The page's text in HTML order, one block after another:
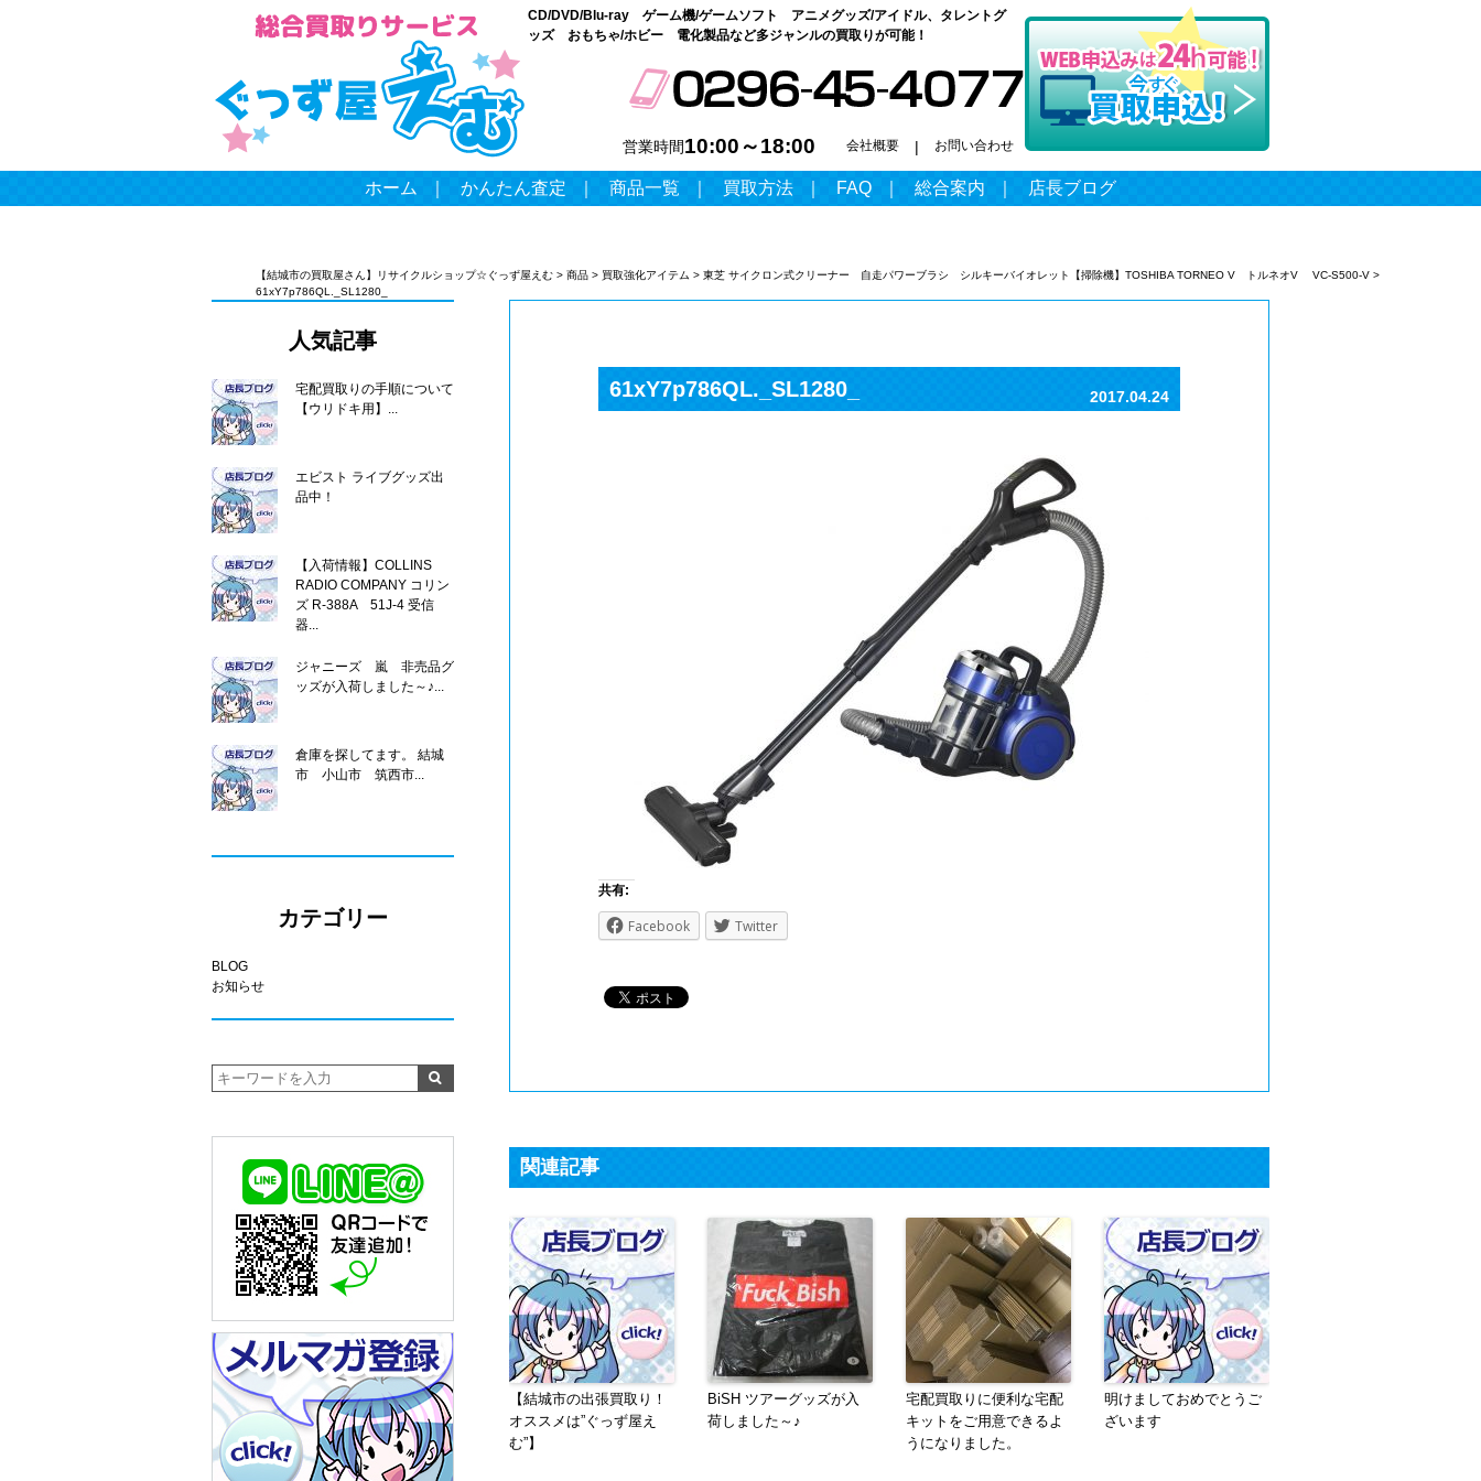
CD/DVD/Blu-ray ゲーム機/ゲームソフト アニメグッズ/アイドル、タレントグ
ッズ おもちゃ/ホビー 電化製品など多ジャンルの買取りが可能！
営業時間10:00～18:00 会社概要 | お問い合わせ
ホーム かんたん査定 商品一覧 買取方法 FAQ 総合案内 店長ブログ
【結城市の買取屋さん】リサイクルショップ☆ぐっず屋えむ > 商品 > 買取強化アイテム > 東芝 サイクロン式クリーナー 自走パワーブラシ シルキーバイオレット【掃除機】TOSHIBA TORNEO V トルネオV VC-S500-V >
61xY7p786QL._SL1280_
61xY7p786QL._SL1280_ 2017.04.24
共有:
Facebook Twitter
関連記事
【結城市の出張買取り！
オススメは”ぐっず屋え
む”】
BiSH ツアーグッズが入
荷しました～♪
宅配買取りに便利な宅配
キットをご用意できるよ
うになりました。
明けましておめでとうご
ざいます
人気記事
宅配買取りの手順について
【ウリドキ用】...
エビスト ライブグッズ出
品中！
【入荷情報】COLLINS
RADIO COMPANY コリン
ズ R-388A 51J-4 受信
器...
ジャニーズ 嵐 非売品グ
ッズが入荷しました～♪...
倉庫を探してます。 結城
市 小山市 筑西市...
カテゴリー
BLOG
お知らせ